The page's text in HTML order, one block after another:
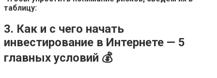
таблицу:
3. Как и с чего начать
инвестирование в Интернете — 5
главных условий 💰